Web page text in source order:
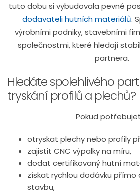
tuto dobu si vybudovala pevné
dodavateli hutních materiálů.
výrobními podniky, stavebními
společnostmi, které hledají
partnera.
Hledáte spolehlivého
tryskání profilů a plechů?
Pokud
otryskat plechy nebo profily
zajistit CNC výpalky na míru,
dodat certifikovaný hutní
získat rychlou dodávku přímo
stavbu,